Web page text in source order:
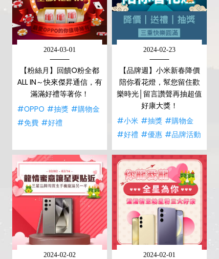
2024-03-01
【粉絲月】回饋O粉全都
ALL IN～快來傑昇通信，有
滿滿好禮等著你！
#OPPO #抽獎 #購物金
#免費 #好禮
2024-02-23
【品牌週】小米新春降價
陪你看花燈，幫您留住歡
樂時光│留言讚聲再抽超值
好康大獎！
#小米 #抽獎 #購物金
#好禮 #優惠 #品牌活動
2024-02-02 2024-02-01